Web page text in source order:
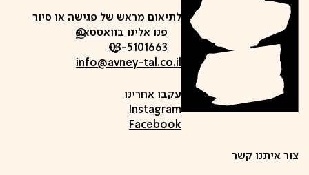
צור איתנו קשר
לתיאום מראש של פגישה או סיור
פנו אלינו בוואטסאפ
03-5101663
info@avney-tal.co.il
עקבו אחרינו
Instagram
Facebook